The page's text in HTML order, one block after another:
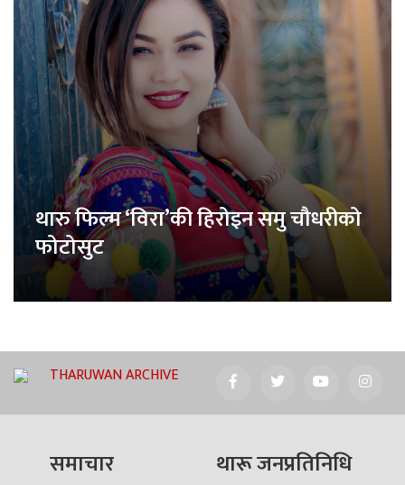
थारु फिल्म ‘विरा’की हिरोइन समु चौधरीको
फोटोसुट
THARUWAN ARCHIVE
समाचार थारू जनप्रतिनिधि